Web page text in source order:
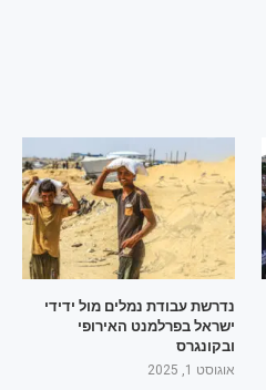
נדרשת עבודת נמלים מול ידידי
ישראל בפרלמנט האירופי
ובקונגרס
אוגוסט 1, 2025